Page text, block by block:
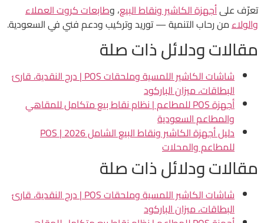
تعرّف علىأجهزة الكاشير ونقاط البيع، وطابعات كروت العملاء
والولاءمن رحاب التنمية — توريد وتركيب ودعم فني في السعودية.
مقالات ودلائل ذات صلة
شاشات الكاشير اللمسية وملحقات POS | درج النقدية، قارئ
البطاقات، ميزان الباركود
أجهزة POS للمطاعم | نظام نقاط بيع متكامل للمقاهي
والمطاعم السعودية
دليل أجهزة الكاشير ونقاط البيع الشامل 2026 | POS
للمطاعم والمحلات
مقالات ودلائل ذات صلة
شاشات الكاشير اللمسية وملحقات POS | درج النقدية، قارئ
البطاقات، ميزان الباركود